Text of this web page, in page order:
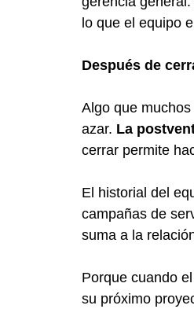
lo que el equipo
Después de
Algo que
azar. La
cerrar permite
El historial del
campañas de
suma a la
Porque cuando
su próximo